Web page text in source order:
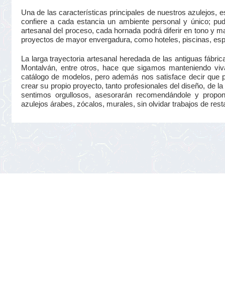
Una de las características principales de nuestros azulejos,
confiere a cada estancia un ambiente personal y único;
artesanal del proceso, cada hornada podrá diferir en tono y
proyectos de mayor envergadura, como hoteles, piscinas,
La larga trayectoria artesanal heredada de las antiguas
Montalván, entre otros, hace que sigamos manteniendo
catálogo de modelos, pero además nos satisface decir
crear su propio proyecto, tanto profesionales del diseño, de
sentimos orgullosos, asesorarán recomendándole y
azulejos árabes, zócalos, murales, sin olvidar trabajos de